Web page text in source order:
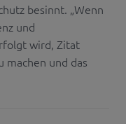
besinnt. „Wenn
und
wird, Zitat
machen und das